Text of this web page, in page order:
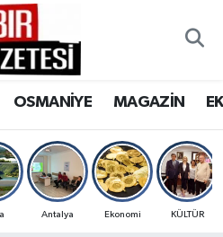
OSMANİYE MAGAZİN
Antalya Ekonomi KÜLTÜR
Eczaneler
Haritası
ve Fikstür